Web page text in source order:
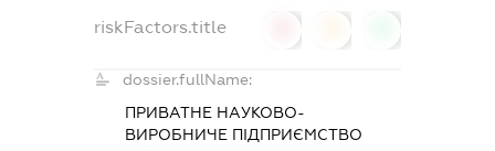
riskFactors.title
dossier.fullName:
ПРИВАТНЕ НАУКОВО-
ВИРОБНИЧЕ ПІДПРИЄМСТВО